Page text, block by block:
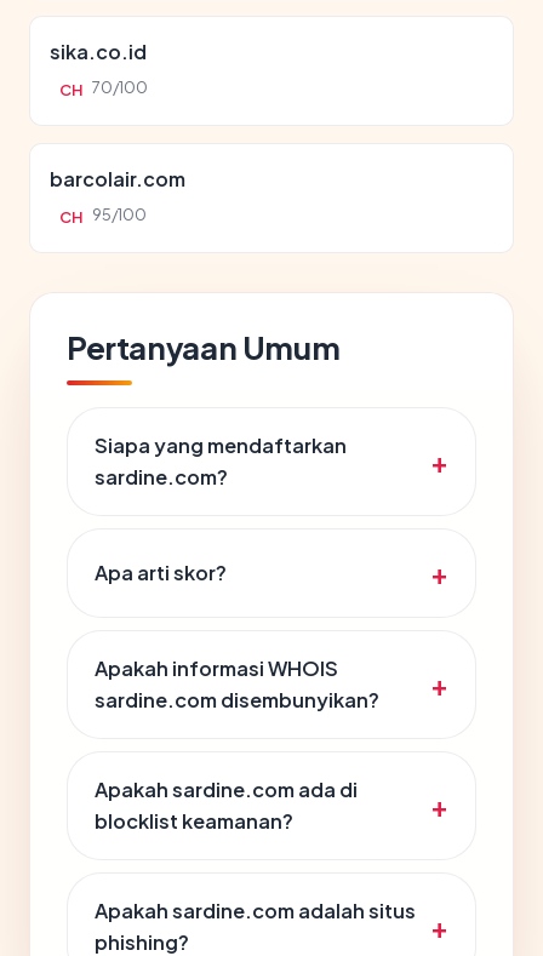
sika.co.id
CH 70/100
barcolair.com
CH 95/100
Pertanyaan Umum
Siapa yang mendaftarkan
sardine.com?
Apa arti skor?
Apakah informasi WHOIS
sardine.com disembunyikan?
Apakah sardine.com ada di
blocklist keamanan?
Apakah sardine.com adalah situs
phishing?